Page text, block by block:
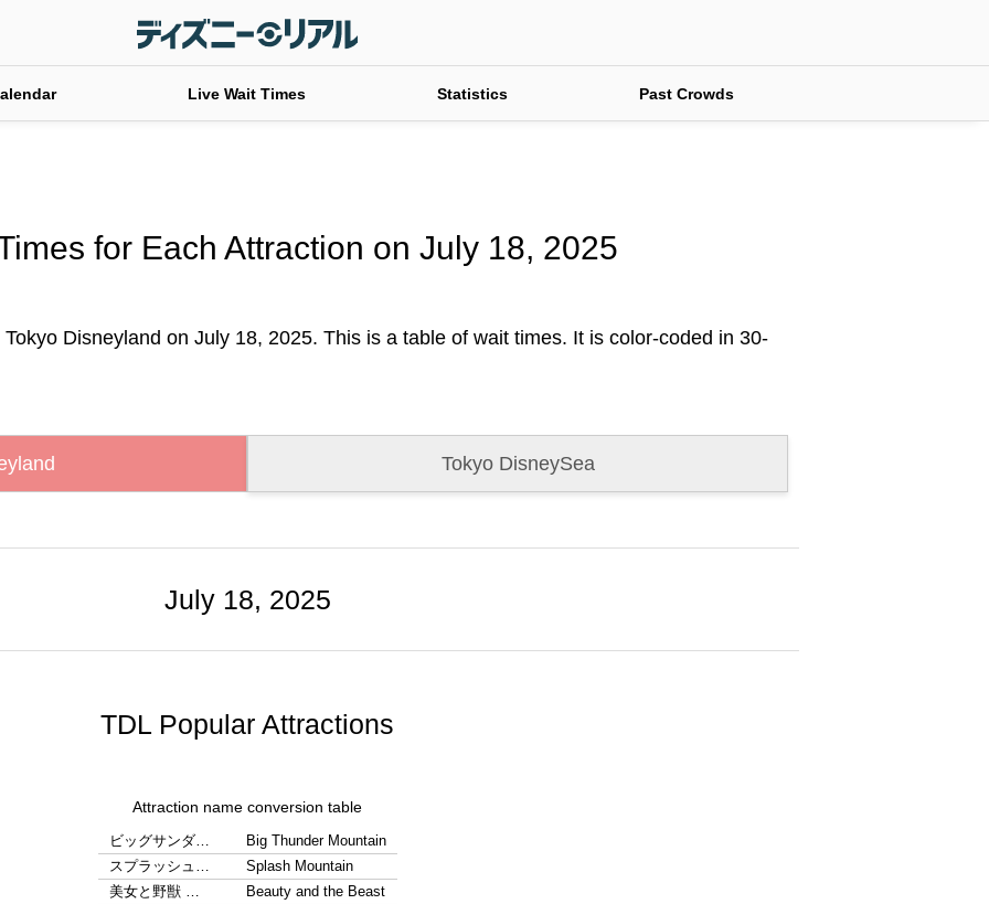
Live Wait Times Statistics Past Crowds
for Each Attraction on July 18, 2025
Disneyland on July 18, 2025. This is a table of wait times. It is color-coded in 30-
Tokyo DisneySea
July 18, 2025
TDL Popular Attractions
Attraction name conversion table
ビッグサンダ…
Big Thunder Mountain
スプラッシュ…
Splash Mountain
美女と野獣 …
Beauty and the Beast